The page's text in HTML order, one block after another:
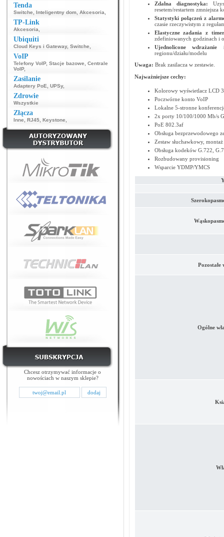
Tenda
Switche Inteligentny dom Akcesoria
TP-Link
Akcesoria
Ubiquiti
Cloud Keys i Gateway, Switche
VoIP
Telefony VoIP, Stacje bazowe
Centrale
VoIP,
Zasilanie
Adaptery PoE UPSy,
Zdrowie
Wszystkie
Złącza
Inne RJ45 Keystone
Chcesz otrzymywać informacje o
nowościach w naszym sklepie?
Zdalna diagnostyka:
resetem/restartem zmniejsza
Statystyki połączeń z
czasie rzeczywistym z
Elastyczne zadania z
zdefiniowanych godzinach i
Ujednolicone wdrażanie
regionu/działu/modelu
Uwaga: Brak zasilacza w zestawie.
Najważniejsze cechy:
Kolorowy wyświetlacz LCD
Poczwórne konto VoIP
Lokalne 5-stronne
2x porty 10/100/1000 Mb/s
PoE 802.3af
Obsługa bezprzewodowego
Zestaw słuchawkowy,
Obsługa kodeków G.722,
Rozbudowany provisioning
Wsparcie YDMP/YMCS
Pozostałe
Ogólne